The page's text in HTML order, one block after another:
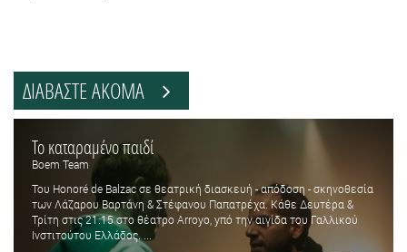
ΔΙΑΒΑΣΤΕ ΑΚΟΜΑ
Το καταραμένο παιδί
Boem Team
Του Honoré de Balzac σε θεατρική διασκευή - απόδοση - σκηνοθεσία
των Λάζαρου Βαρτάνη & Στέφανου Παπατρέχα. Κάθε Δευτέρα &
Τρίτη στις 21.15 στο θέατρο Arroyo, yπό την αιγίδα του Γαλλικού
Ινστιτούτου Ελλάδος. ...